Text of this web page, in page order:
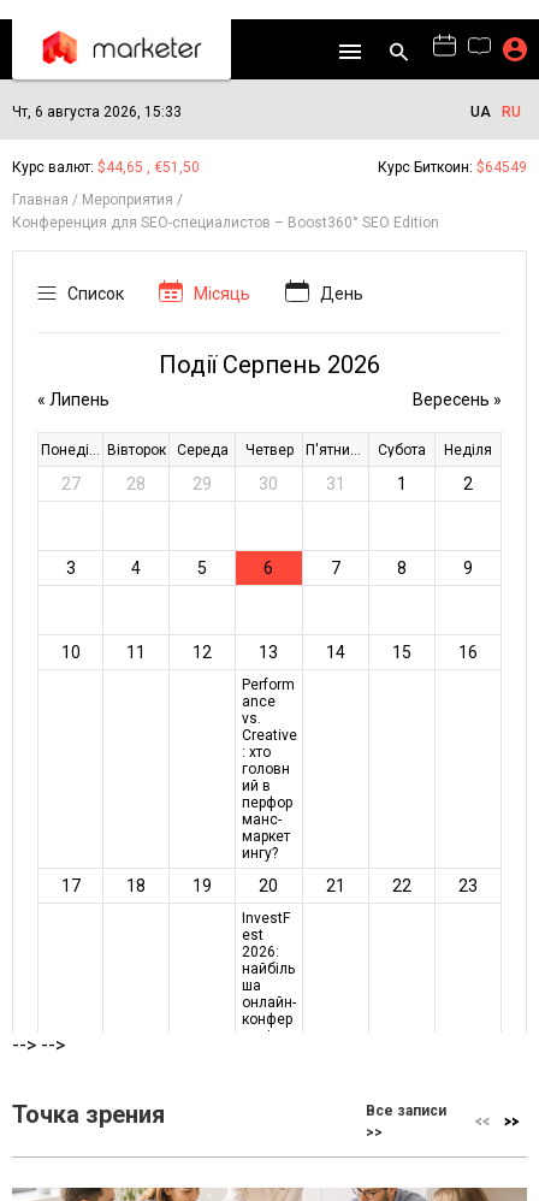
Чт, 6 августа 2026, 15:33 UA RU
Курс валют: $44,65 , €51,50 Курс Биткоин: $64549
Главная
Мероприятия
Конференция для SEO-специалистов – Boost360° SEO Edition
--> -->
Точка зрения
Все записи
>>